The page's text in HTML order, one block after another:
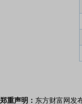
郑重声明： 东方财富网发